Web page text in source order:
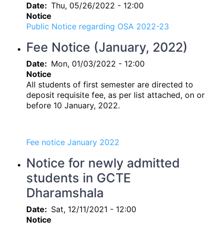
Date
Thu, 05/26/2022 - 12:00
Notice
Public Notice regarding OSA 2022-23
Fee Notice (January, 2022)
Date
Mon, 01/03/2022 - 12:00
Notice
All students of first semester are directed to
deposit requisite fee, as per list attached, on or
before 10 January, 2022.
Fee notice January 2022
Notice for newly admitted
students in GCTE
Dharamshala
Date
Sat, 12/11/2021 - 12:00
Notice